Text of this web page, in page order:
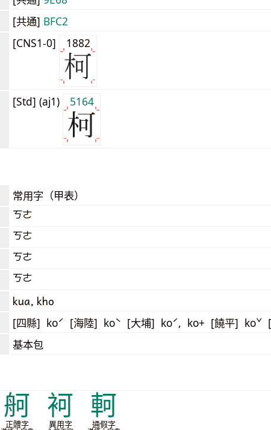
[共通] BFC2
[CNS1-0] 1882
[Std] (aj1) 5164
常用字（甲表）
ㄎㄜ
ㄎㄜ
ㄎㄜ
ㄎㄜ
kua, kho
[四縣] koˊ [海陸] koˋ [大埔] koˊ, ko+ [饒平] koˇ
基本包
舸
正體字
袔
異用字
軻
通假字